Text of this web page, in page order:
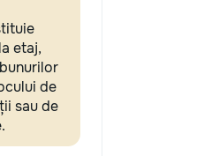
etaj,
de
sau de